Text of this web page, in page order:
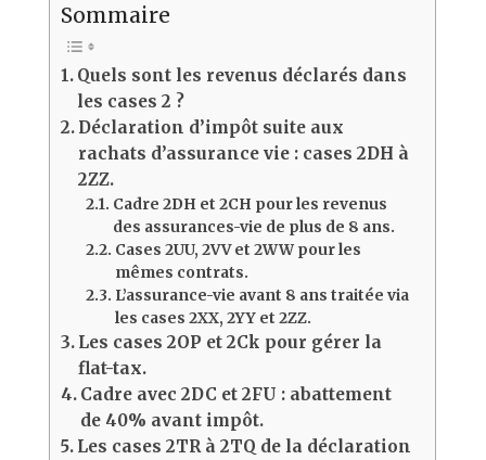
Sommaire
Quels sont les revenus déclarés dans
les cases 2 ?
Déclaration d’impôt suite aux
rachats d’assurance vie : cases 2DH à
2ZZ.
Cadre 2DH et 2CH pour les revenus
des assurances-vie de plus de 8 ans.
Cases 2UU, 2VV et 2WW pour les
mêmes contrats.
L’assurance-vie avant 8 ans traitée via
les cases 2XX, 2YY et 2ZZ.
Les cases 2OP et 2Ck pour gérer la
flat-tax.
Cadre avec 2DC et 2FU : abattement
de 40% avant impôt.
Les cases 2TR à 2TQ de la déclaration